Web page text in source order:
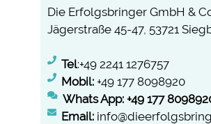
Die Erfolgsbringer GmbH &
Jägerstraße 45-47, 53721
Tel:+49 2241 1276757
Mobil:+49 177 8098920
Whats App: +49 177
Email: